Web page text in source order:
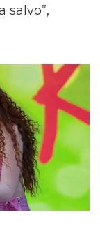
salvo”,